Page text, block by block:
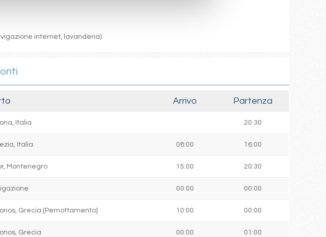
internet, lavanderia).
Arrivo Partenza
Italia 20:30
Italia 08:00 16:00
Montenegro 15:00 20:30
00:00 00:00
Grecia [Pernottamento] 10:00 00:00
Grecia 00:00 01:00